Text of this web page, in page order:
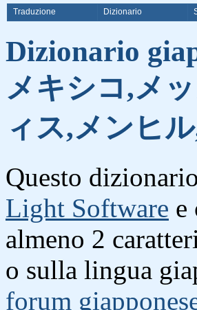
Traduzione Dizionario
Dizionario
メキシコ,メ
ィス,メンヒ
Questo
Light Software e
almeno 2
o sulla lingua
forum